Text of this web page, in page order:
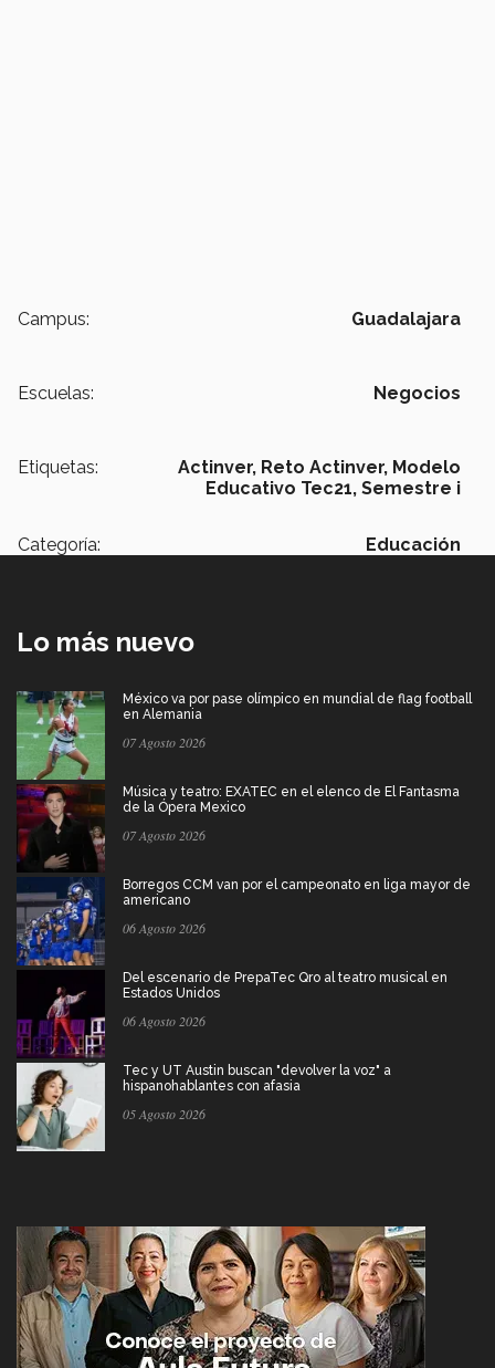
Campus: Guadalajara
Escuelas: Negocios
Etiquetas: Actinver, Reto Actinver, Modelo
Educativo Tec21, Semestre i
Categoría: Educación
Lo más nuevo
México va por pase olímpico en mundial de flag football
en Alemania
07 Agosto 2026
Música y teatro: EXATEC en el elenco de El Fantasma
de la Ópera Mexico
07 Agosto 2026
Borregos CCM van por el campeonato en liga mayor de
americano
06 Agosto 2026
Del escenario de PrepaTec Qro al teatro musical en
Estados Unidos
06 Agosto 2026
Tec y UT Austin buscan "devolver la voz" a
hispanohablantes con afasia
05 Agosto 2026